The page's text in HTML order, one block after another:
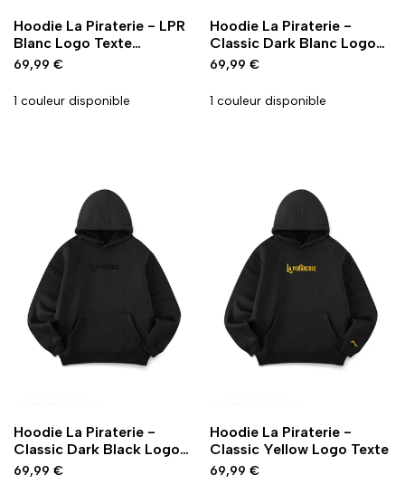
à
la
wishlist
à
la
comparaison
Vue
rapide
Hoodie La Piraterie - LPR
Blanc Logo Texte
Capuche
Prix
69,99 €
1 couleur disponible
à
la
wishlist
à
la
comparaison
Vue
rapide
Hoodie La Piraterie -
Classic Dark Blanc Logo
Texte
Prix
69,99 €
1 couleur disponible
à
la
wishlist
à
la
comparaison
Vue
rapide
Hoodie La Piraterie -
Classic Dark Black Logo
Texte
Prix
69,99 €
à
la
wishlist
à
la
comparaison
Vue
rapide
Hoodie La Piraterie -
Classic Yellow Logo Texte
Prix
69,99 €